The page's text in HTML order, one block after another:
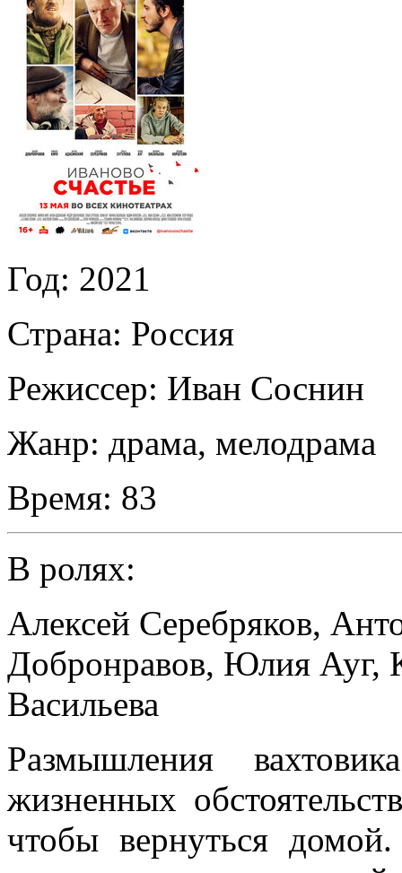
Год: 2021
Страна: Россия
Режиссер: Иван Соснин
Жанр: драма, мелодрама
Время: 83
В ролях:
Алексей Серебряков,
Добронравов, Юлия Ауг,
Васильева
Размышления
жизненных
чтобы вернуться